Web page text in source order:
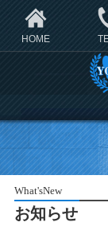
HOME
What'sNew
お知らせ